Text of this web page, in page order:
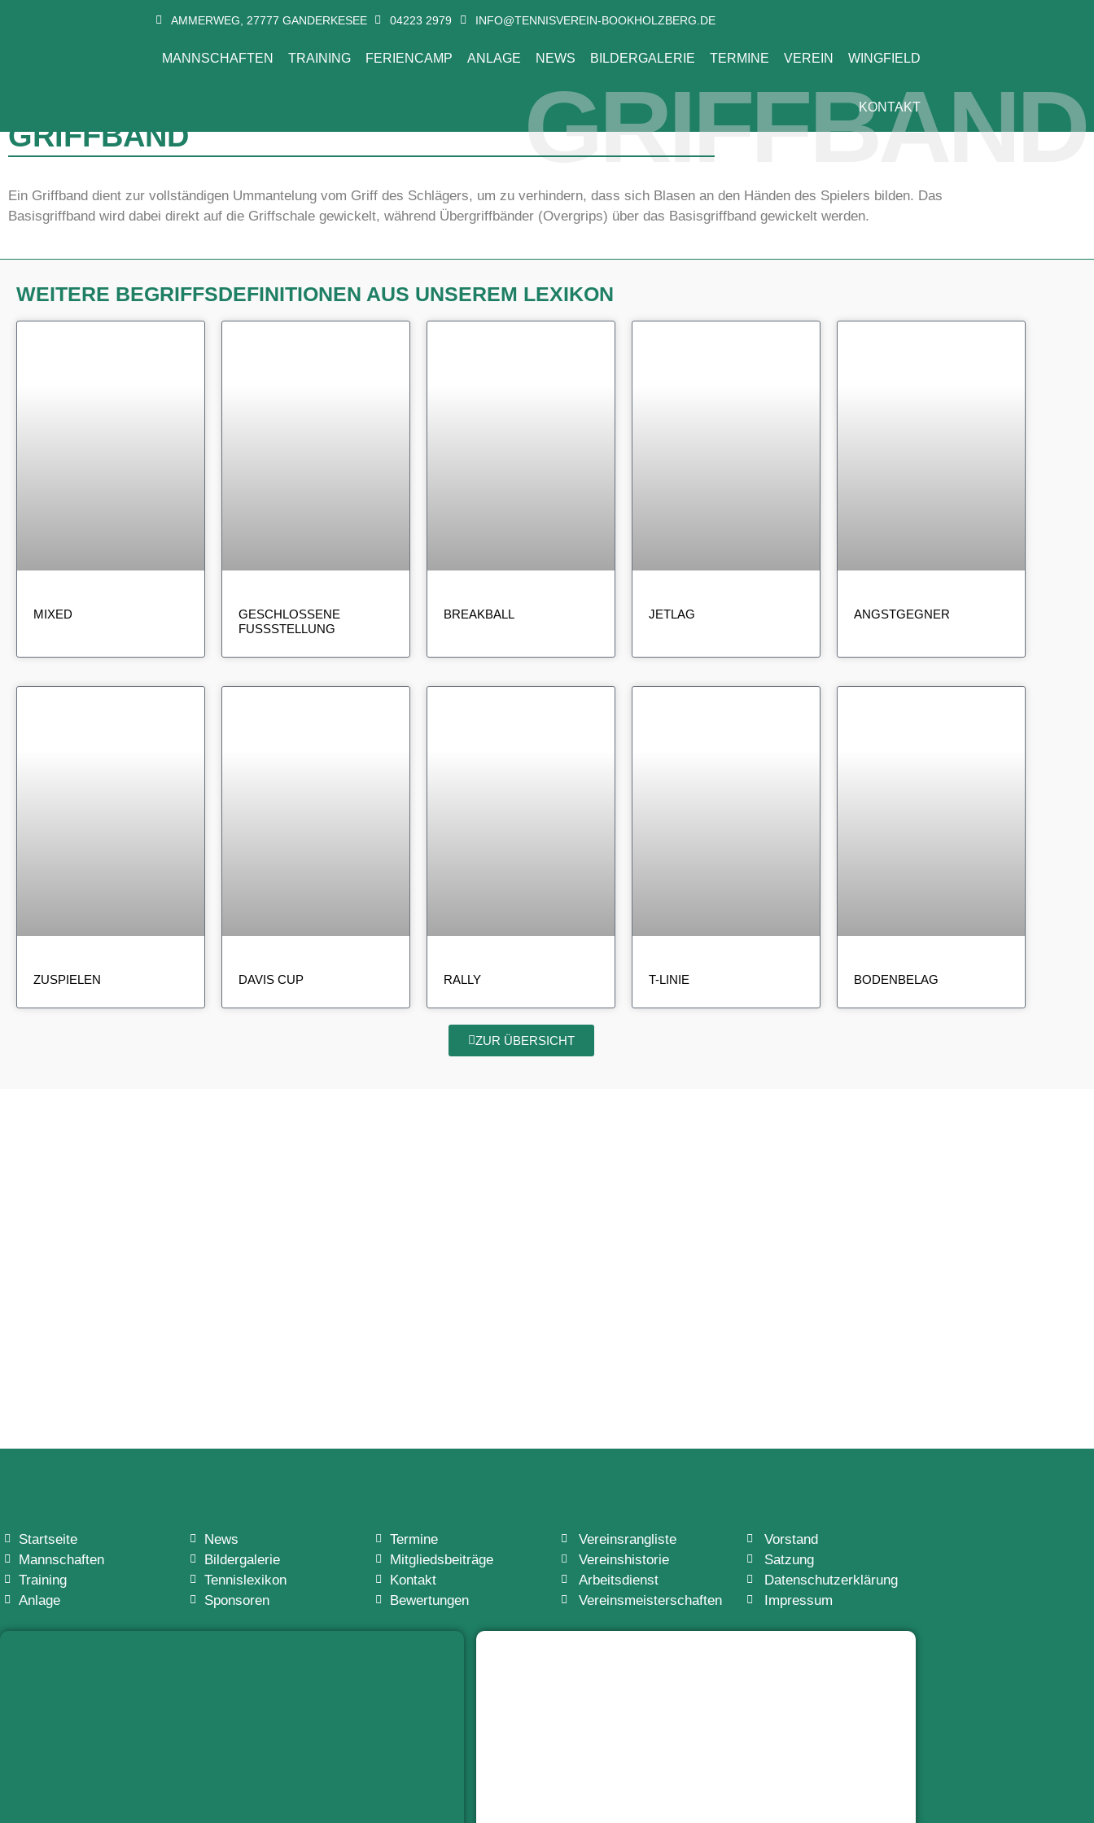
AMMERWEG, 27777 GANDERKESEE 04223 2979 INFO@TENNISVEREIN-BOOKHOLZBERG.DE
MANNSCHAFTEN TRAINING FERIENCAMP ANLAGE NEWS BILDERGALERIE TERMINE VEREIN WINGFIELD
KONTAKT
GRIFFBAND
GRIFFBAND
Ein Griffband dient zur vollständigen Ummantelung vom Griff des Schlägers, um zu verhindern, dass sich Blasen an den Händen des Spielers bilden. Das
Basisgriffband wird dabei direkt auf die Griffschale gewickelt, während Übergriffbänder (Overgrips) über das Basisgriffband gewickelt werden.
WEITERE BEGRIFFSDEFINITIONEN AUS UNSEREM LEXIKON
MIXED
GESCHLOSSENE
FUSSSTELLUNG
BREAKBALL JETLAG ANGSTGEGNER
ZUSPIELEN DAVIS CUP RALLY T-LINIE BODENBELAG
ZUR ÜBERSICHT
Startseite
Mannschaften
Training
Anlage
News
Bildergalerie
Tennislexikon
Sponsoren
Termine
Mitgliedsbeiträge
Kontakt
Bewertungen
Vereinsrangliste
Vereinshistorie
Arbeitsdienst
Vereinsmeisterschaften
Vorstand
Satzung
Datenschutzerklärung
Impressum